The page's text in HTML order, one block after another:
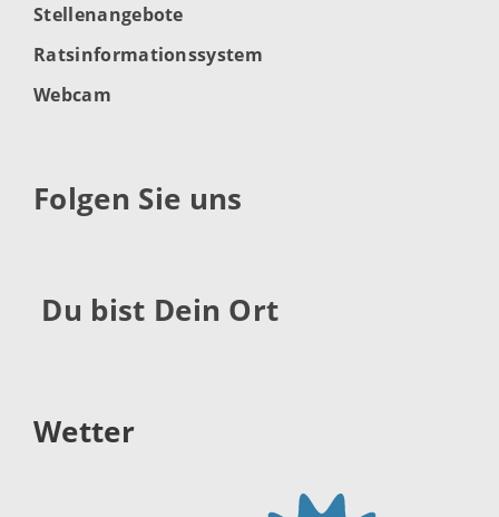
Stellenangebote
Ratsinformationssystem
Webcam
Folgen Sie uns
Du bist Dein Ort
Wetter